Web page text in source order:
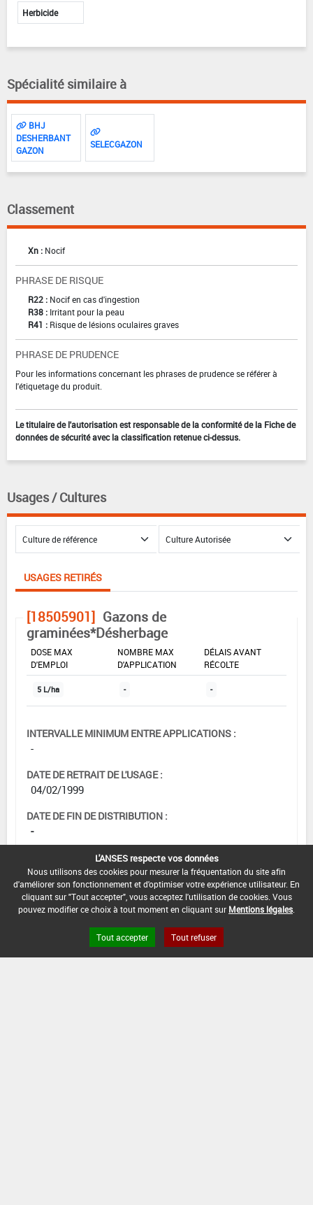
Herbicide
Spécialité similaire à
BHJ
DESHERBANT
GAZON
SELECGAZON
Classement
Xn : Nocif
PHRASE DE RISQUE
R22 : Nocif en cas d'ingestion
R38 : Irritant pour la peau
R41 : Risque de lésions oculaires graves
PHRASE DE PRUDENCE
Pour les informations concernant les phrases de prudence se référer à
l'étiquetage du produit.
Le titulaire de l'autorisation est responsable de la conformité de la Fiche de
données de sécurité avec la classification retenue ci-dessus.
Usages / Cultures
USAGES RETIRÉS
[18505901] Gazons de
graminées*Désherbage
DOSE MAX
D'EMPLOI
NOMBRE MAX
D'APPLICATION
DÉLAIS AVANT
RÉCOLTE
5 L/ha - -
INTERVALLE MINIMUM ENTRE APPLICATIONS :
-
DATE DE RETRAIT DE L'USAGE :
04/02/1999
DATE DE FIN DE DISTRIBUTION :
-
DATE DE FIN D'UTILISATION :
-
L'ANSES respecte vos données
Nous utilisons des cookies pour mesurer la fréquentation du site afin
d'améliorer son fonctionnement et d'optimiser votre expérience utilisateur. En
cliquant sur "Tout accepter", vous acceptez l'utilisation de cookies. Vous
pouvez modifier ce choix à tout moment en cliquant sur Mentions légales
Tout accepter Tout refuser